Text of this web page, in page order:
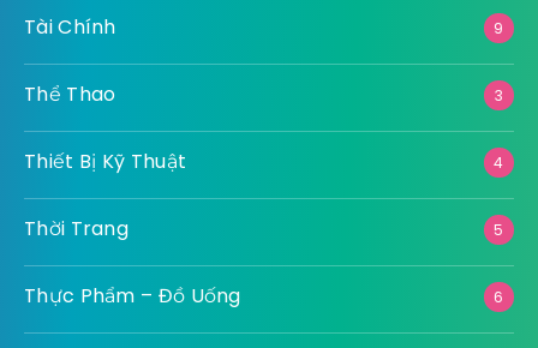
Tài Chính 9
Thể Thao 3
Thiết Bị Kỹ Thuật 4
Thời Trang 5
Thực Phẩm – Đồ Uống 6